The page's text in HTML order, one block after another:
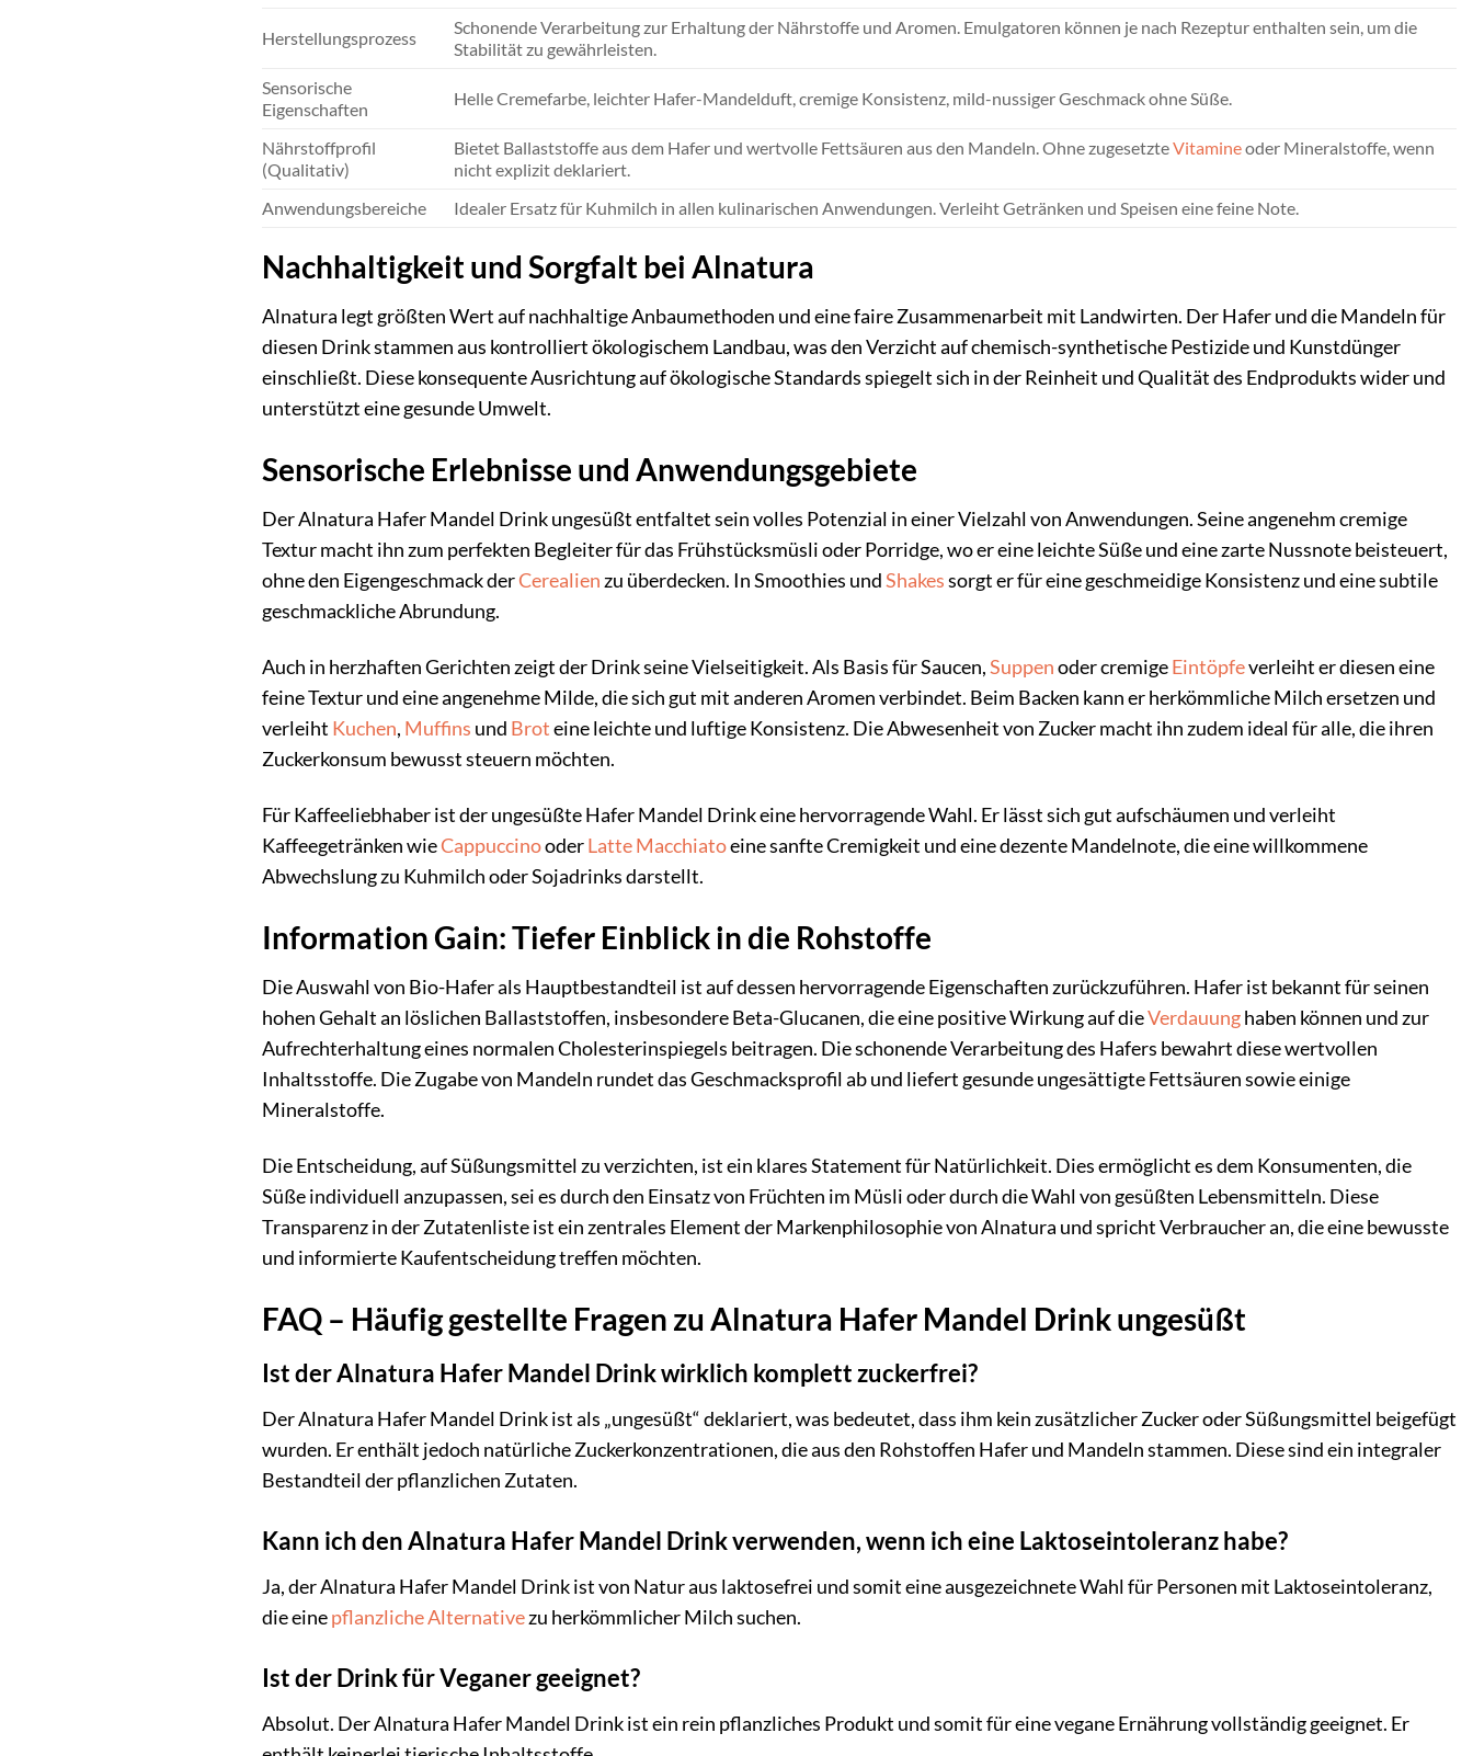
Herstellungsprozess
Schonende Verarbeitung zur Erhaltung der Nährstoffe und Aromen. Emulgatoren können je nach Rezeptur enthalten sein, um die
Stabilität zu gewährleisten.
Sensorische
Eigenschaften
Helle Cremefarbe, leichter Hafer-Mandelduft, cremige Konsistenz, mild-nussiger Geschmack ohne Süße.
Nährstoffprofil
(Qualitativ)
Bietet Ballaststoffe aus dem Hafer und wertvolle Fettsäuren aus den Mandeln. Ohne zugesetzteVitamineoder Mineralstoffe, wenn
nicht explizit deklariert.
Anwendungsbereiche
Idealer Ersatz für Kuhmilch in allen kulinarischen Anwendungen. Verleiht Getränken und Speisen eine feine Note.
Nachhaltigkeit und Sorgfalt bei Alnatura
Alnatura legt größten Wert auf nachhaltige Anbaumethoden und eine faire Zusammenarbeit mit Landwirten. Der Hafer und die Mandeln für
diesen Drink stammen aus kontrolliert ökologischem Landbau, was den Verzicht auf chemisch-synthetische Pestizide und Kunstdünger
einschließt. Diese konsequente Ausrichtung auf ökologische Standards spiegelt sich in der Reinheit und Qualität des Endprodukts wider und
unterstützt eine gesunde Umwelt.
Sensorische Erlebnisse und Anwendungsgebiete
Der Alnatura Hafer Mandel Drink ungesüßt entfaltet sein volles Potenzial in einer Vielzahl von Anwendungen. Seine angenehm cremige
Textur macht ihn zum perfekten Begleiter für das Frühstücksmüsli oder Porridge, wo er eine leichte Süße und eine zarte Nussnote beisteuert,
ohne den Eigengeschmack derCerealienzu überdecken. In Smoothies undShakessorgt er für eine geschmeidige Konsistenz und eine subtile
geschmackliche Abrundung.
Auch in herzhaften Gerichten zeigt der Drink seine Vielseitigkeit. Als Basis für Saucen,Suppenoder cremigeEintöpfeverleiht er diesen eine
feine Textur und eine angenehme Milde, die sich gut mit anderen Aromen verbindet. Beim Backen kann er herkömmliche Milch ersetzen und
verleiht Kuchen, Muffins und Broteine leichte und luftige Konsistenz. Die Abwesenheit von Zucker macht ihn zudem ideal für alle, die ihren
Zuckerkonsum bewusst steuern möchten.
Für Kaffeeliebhaber ist der ungesüßte Hafer Mandel Drink eine hervorragende Wahl. Er lässt sich gut aufschäumen und verleiht
Kaffeegetränken wieCappuccinooderLatte Macchiatoeine sanfte Cremigkeit und eine dezente Mandelnote, die eine willkommene
Abwechslung zu Kuhmilch oder Sojadrinks darstellt.
Information Gain: Tiefer Einblick in die Rohstoffe
Die Auswahl von Bio-Hafer als Hauptbestandteil ist auf dessen hervorragende Eigenschaften zurückzuführen. Hafer ist bekannt für seinen
hohen Gehalt an löslichen Ballaststoffen, insbesondere Beta-Glucanen, die eine positive Wirkung auf dieVerdauunghaben können und zur
Aufrechterhaltung eines normalen Cholesterinspiegels beitragen. Die schonende Verarbeitung des Hafers bewahrt diese wertvollen
Inhaltsstoffe. Die Zugabe von Mandeln rundet das Geschmacksprofil ab und liefert gesunde ungesättigte Fettsäuren sowie einige
Mineralstoffe.
Die Entscheidung, auf Süßungsmittel zu verzichten, ist ein klares Statement für Natürlichkeit. Dies ermöglicht es dem Konsumenten, die
Süße individuell anzupassen, sei es durch den Einsatz von Früchten im Müsli oder durch die Wahl von gesüßten Lebensmitteln. Diese
Transparenz in der Zutatenliste ist ein zentrales Element der Markenphilosophie von Alnatura und spricht Verbraucher an, die eine bewusste
und informierte Kaufentscheidung treffen möchten.
FAQ – Häufig gestellte Fragen zu Alnatura Hafer Mandel Drink ungesüßt
Ist der Alnatura Hafer Mandel Drink wirklich komplett zuckerfrei?
Der Alnatura Hafer Mandel Drink ist als „ungesüßt“ deklariert, was bedeutet, dass ihm kein zusätzlicher Zucker oder Süßungsmittel beigefügt
wurden. Er enthält jedoch natürliche Zuckerkonzentrationen, die aus den Rohstoffen Hafer und Mandeln stammen. Diese sind ein integraler
Bestandteil der pflanzlichen Zutaten.
Kann ich den Alnatura Hafer Mandel Drink verwenden, wenn ich eine Laktoseintoleranz habe?
Ja, der Alnatura Hafer Mandel Drink ist von Natur aus laktosefrei und somit eine ausgezeichnete Wahl für Personen mit Laktoseintoleranz,
die einepflanzliche Alternativezu herkömmlicher Milch suchen.
Ist der Drink für Veganer geeignet?
Absolut. Der Alnatura Hafer Mandel Drink ist ein rein pflanzliches Produkt und somit für eine vegane Ernährung vollständig geeignet. Er